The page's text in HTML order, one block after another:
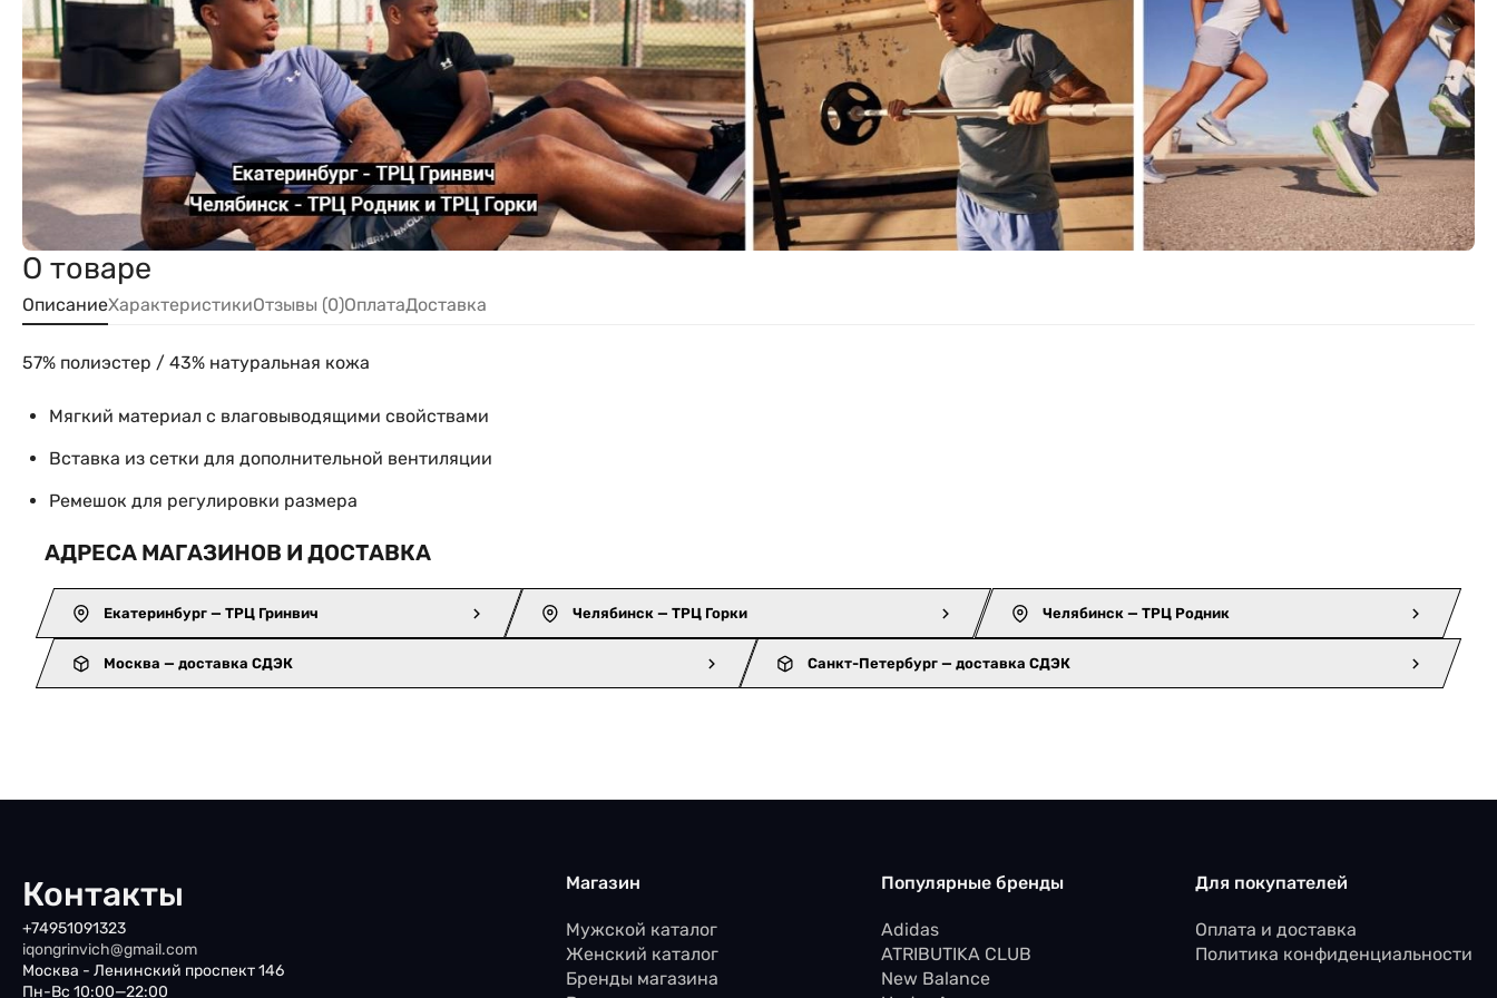
О товаре
ОписаниеХарактеристикиОтзывы (0)ОплатаДоставка
57% полиэстер / 43% натуральная кожа
Мягкий материал с влаговыводящими свойствами
Вставка из сетки для дополнительной вентиляции
Ремешок для регулировки размера
АДРЕСА МАГАЗИНОВ И ДОСТАВКА
Екатеринбург — ТРЦ Гринвич Челябинск — ТРЦ Горки Челябинск — ТРЦ Родник
Москва — доставка СДЭК Санкт-Петербург — доставка СДЭК
Контакты
+74951091323
iqongrinvich@gmail.com
Москва - Ленинский проспект 146
Пн-Вс 10:00—22:00
Магазин
Мужской каталог
Женский каталог
Бренды магазина
Популярные бренды
Adidas
ATRIBUTIKA CLUB
New Balance
Для покупателей
Оплата и доставка
Политика конфиденциальности